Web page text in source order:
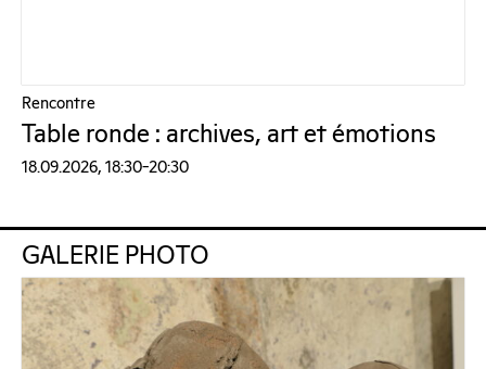
Rencontre
Table ronde : archives, art et émotions
18.09.2026, 18:30–20:30
GALERIE PHOTO